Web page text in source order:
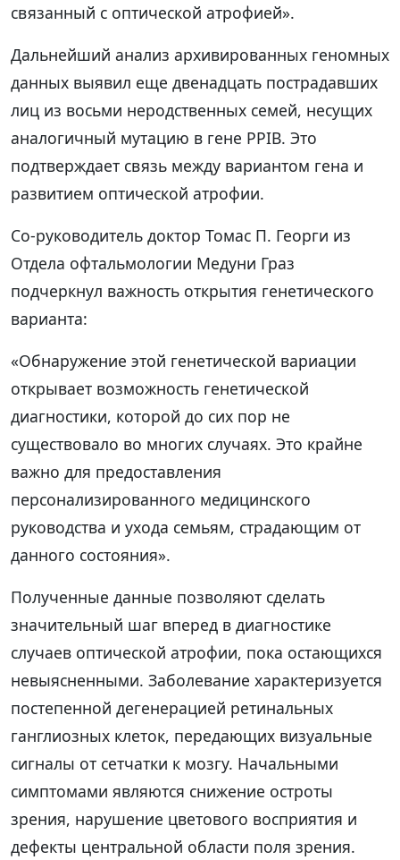
связанный с оптической атрофией».
Дальнейший анализ архивированных геномных
данных выявил еще двенадцать пострадавших
лиц из восьми неродственных семей, несущих
аналогичный мутацию в гене PPIB. Это
подтверждает связь между вариантом гена и
развитием оптической атрофии.
Со-руководитель доктор Томас П. Георги из
Отдела офтальмологии Медуни Граз
подчеркнул важность открытия генетического
варианта:
«Обнаружение этой генетической вариации
открывает возможность генетической
диагностики, которой до сих пор не
существовало во многих случаях. Это крайне
важно для предоставления
персонализированного медицинского
руководства и ухода семьям, страдающим от
данного состояния».
Полученные данные позволяют сделать
значительный шаг вперед в диагностике
случаев оптической атрофии, пока остающихся
невыясненными. Заболевание характеризуется
постепенной дегенерацией ретинальных
ганглиозных клеток, передающих визуальные
сигналы от сетчатки к мозгу. Начальными
симптомами являются снижение остроты
зрения, нарушение цветового восприятия и
дефекты центральной области поля зрения.